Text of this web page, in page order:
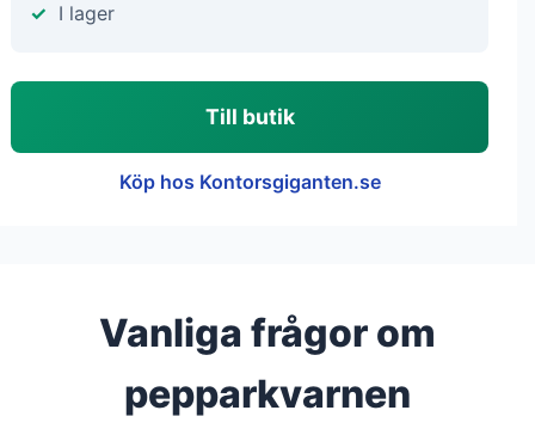
I lager
Till butik
Köp hos Kontorsgiganten.se
Vanliga frågor om
pepparkvarnen